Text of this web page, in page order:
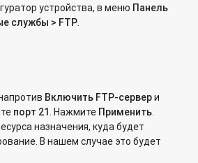
QNAP
машину в виртуальную среду
Station, используя VMware
Container Station в сетевых
устройства, в меню Панель
службы > FTP.
Включить FTP-сервери
порт 21. Нажмите Применить.
назначения, куда будет
В нашем случае это будет